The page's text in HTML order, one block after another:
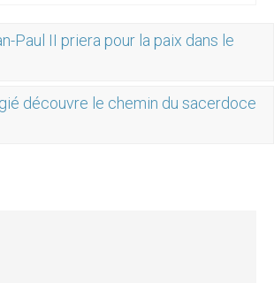
Paul II priera pour la paix dans le
découvre le chemin du sacerdoce